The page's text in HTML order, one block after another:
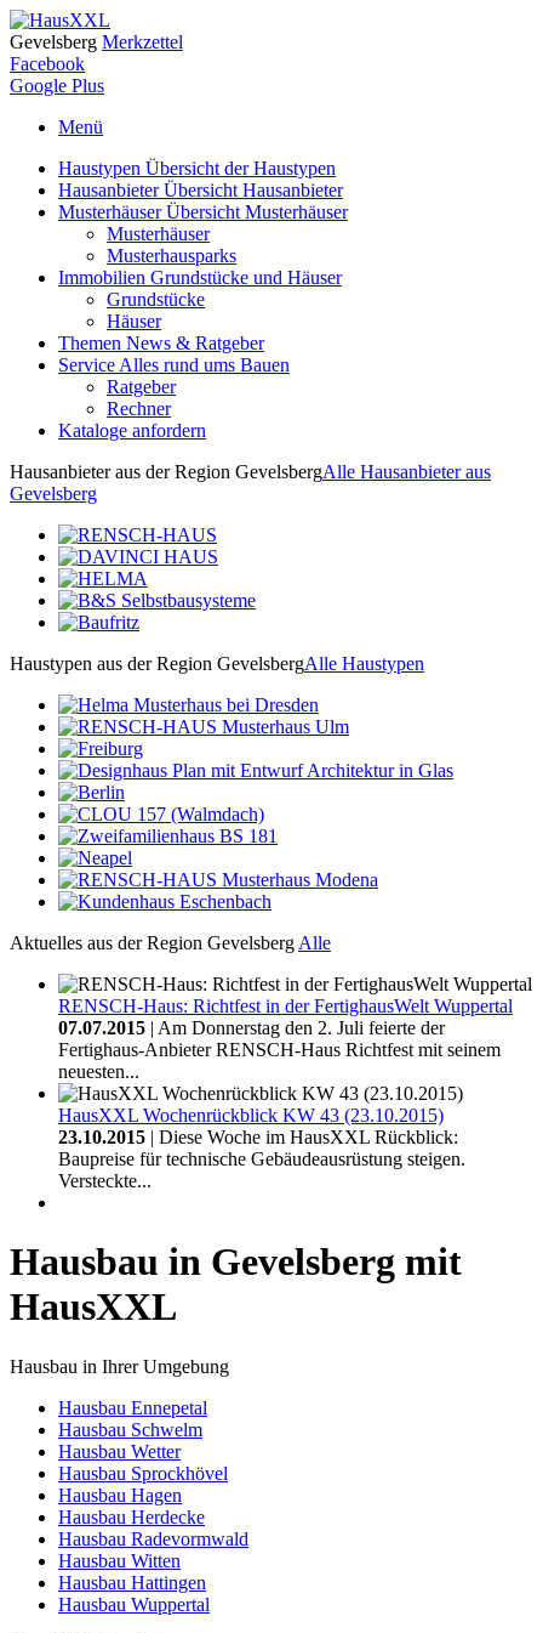
Gevelsberg Merkzettel
Facebook
Google Plus
Menü
Haustypen Übersicht der Haustypen
HausanbieterÜbersicht Hausanbieter
MusterhäuserÜbersicht Musterhäuser
Musterhäuser
Musterhausparks
Immobilien Grundstücke und Häuser
Grundstücke
Häuser
Themen News & Ratgeber
Service Alles rund ums Bauen
Ratgeber
Rechner
Kataloge anfordern
Hausanbieter aus der Region GevelsbergAlle Hausanbieter aus
Gevelsberg
Haustypen aus der Region GevelsbergAlle Haustypen
Aktuelles aus der Region Gevelsberg Alle
RENSCH-Haus: Richtfest in der FertighausWelt Wuppertal
07.07.2015 | Am Donnerstag den 2. Juli feierte der
Fertighaus-Anbieter RENSCH-Haus Richtfest mit seinem
neuesten...
HausXXL Wochenrückblick KW 43 (23.10.2015)
23.10.2015 | Diese Woche im HausXXL Rückblick:
Baupreise für technische Gebäudeausrüstung steigen.
Versteckte...
Hausbau in Gevelsberg mit
HausXXL
Hausbau in Ihrer Umgebung
Hausbau Ennepetal
Hausbau Schwelm
Hausbau Wetter
Hausbau Sprockhövel
Hausbau Hagen
Hausbau Herdecke
Hausbau Radevormwald
Hausbau Witten
Hausbau Hattingen
Hausbau Wuppertal